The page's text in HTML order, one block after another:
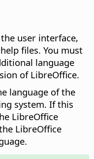
user interface,
files. You must
language
of LibreOffice.
language of the
system. If this
LibreOffice
LibreOffice